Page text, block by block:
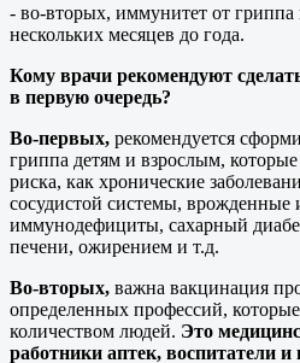
- во-вторых, иммунитет от гриппа
нескольких месяцев до года.
Кому врачи рекомендуют
в первую очередь?
Во-первых, рекомендуется
гриппа детям и взрослым,
риска, как хронические
сосудистой системы, врожденные
иммунодефициты, сахарный
печени, ожирением и т.д.
Во-вторых, важна вакцинация
определенных профессий,
количеством людей. Это
работники аптек, воспитатели и